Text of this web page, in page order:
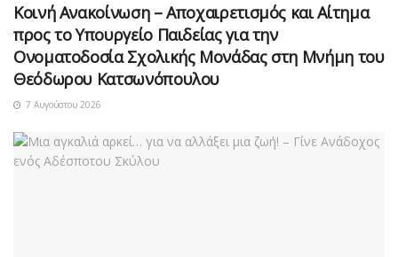
Κοινή Ανακοίνωση – Αποχαιρετισμός και Αίτημα
προς το Υπουργείο Παιδείας για την
Ονοματοδοσία Σχολικής Μονάδας στη Μνήμη του
Θεόδωρου Κατσωνόπουλου
7 Αυγούστου 2026